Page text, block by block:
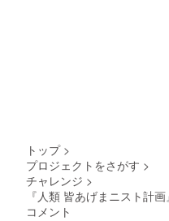
トップ >
プロジェクトをさがす >
チャレンジ >
『人類 皆あげまニスト計
コメント